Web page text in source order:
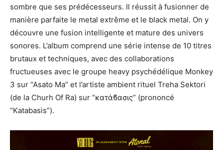
sombre que ses prédécesseurs. Il réussit à fusionner de
manière parfaite le metal extrême et le black metal. On y
découvre une fusion intelligente et mature des univers
sonores. L’album comprend une série intense de 10 titres
brutaux et techniques, avec des collaborations
fructueuses avec le groupe heavy psychédélique Monkey
3 sur “Asato Ma” et l’artiste ambient rituel Treha Sektori
(de la Churh Of Ra) sur “κατάϐασις” (prononcé
“Katabasis”).